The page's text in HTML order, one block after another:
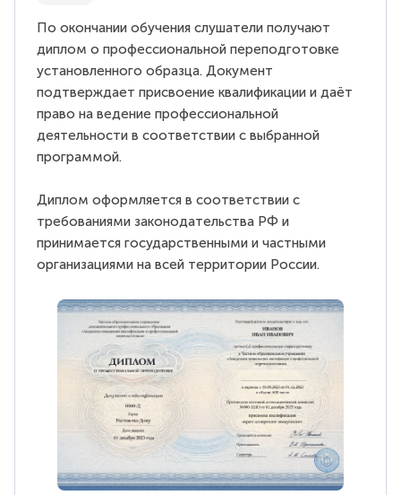
По окончании обучения слушатели получают
диплом о профессиональной переподготовке
установленного образца. Документ
подтверждает присвоение квалификации и даёт
право на ведение профессиональной
деятельности в соответствии с выбранной
программой.
Диплом оформляется в соответствии с
требованиями законодательства РФ и
принимается государственными и частными
организациями на всей территории России.